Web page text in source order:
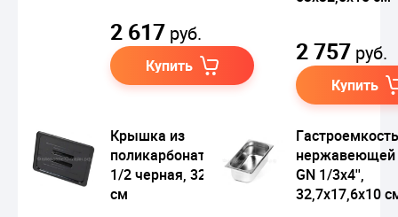
2 617 руб.
Купить 2 757 руб.
Купить
Крышка из
поликарбоната GN
1/2 черная, 32,5х26,5
см
нержавеющей
GN 1/3х4'',
32,7х17,6х10